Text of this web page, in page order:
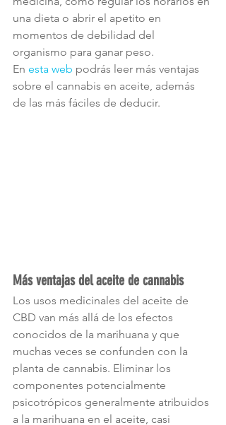
una dieta o abrir el apetito en
momentos de debilidad del
organismo para ganar peso.
En esta web podrás leer más ventajas
sobre el cannabis en aceite, además
de las más fáciles de deducir.
Más ventajas del aceite de cannabis
Los usos medicinales del aceite de
CBD van más allá de los efectos
conocidos de la marihuana y que
muchas veces se confunden con la
planta de cannabis. Eliminar los
componentes potencialmente
psicotrópicos generalmente atribuidos
a la marihuana en el aceite, casi